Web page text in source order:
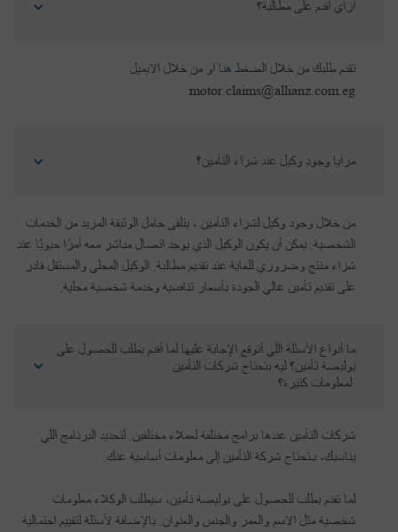
ازاي اقدم على مطالبة؟
تقدم طلبك من خلال الضغط هنا او من خلال الايميل
motor.claims@allianz.com.eg
مزايا وجود وكيل عند شراء التأمين؟
من خلال وجود وكيل لشراء التأمين ، يتلقى حامل الوثيقة المزيد من الخدمات
الشخصية. يمكن أن يكون الوكيل الذي يوجد اتصال مباشر معه أمرًا حيويًا عند
شراء منتج وضروري للغاية عند تقديم مطالبة. الوكيل المحلي والمستقل قادر
على تقديم تأمين عالي الجودة بأسعار تنافسية وخدمة شخصية محلية.
بوليصة تأمين؟ ليه بتحتاج شركات التأمين
شركات التأمين عندها برامج مختلفة لعملاء مختلفين. لتحديد البرنامج اللي
يناسبك، بـتحتاج شركة التأمين إلى معلومات أساسية عنك.
لما تقدم بطلب للحصول على بوليصة تأمين، سيطلب الوكلاء معلومات
شخصية مثل الاسم والعمر والجنس والعنوان. بالإضافة لأسئلة لتقييم احتمالية